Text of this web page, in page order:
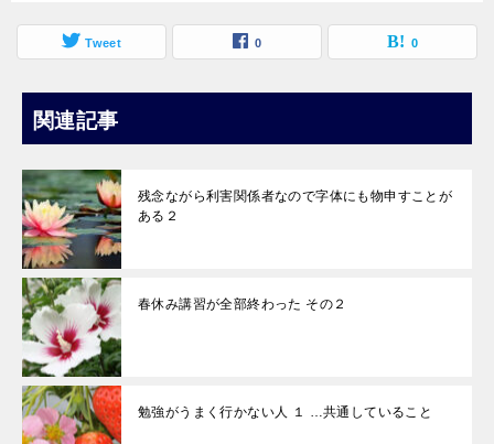
Tweet 0 0
関連記事
残念ながら利害関係者なので字体にも物申すことが
ある２
春休み講習が全部終わった その２
勉強がうまく行かない人 １ …共通していること